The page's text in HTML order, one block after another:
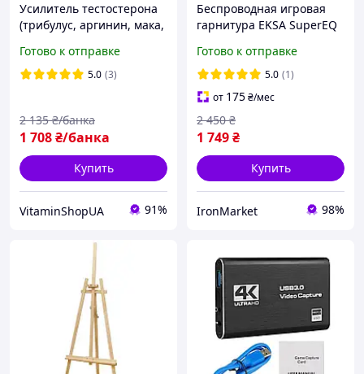
Усилитель тестостерона
(трибулус, аргинин, мака,
120 капсул
Готово к отправке
5.0 (3)
1 708₴/банка
2 135 ₴/банка
Купить
VitaminShopUA 91%
Беспроводная игровая
гарнитура EKSA SuperEQ
5.4 с микрофоном для PS,
Xbox, ПК, Mac
Готово к отправке
5.0 (1)
от 175₴/мес
1 749₴
2 450 ₴
Купить
IronMarket 98%